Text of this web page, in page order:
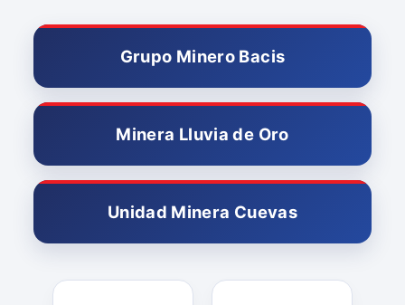
Grupo Minero Bacis
Minera Lluvia de Oro
Unidad Minera Cuevas